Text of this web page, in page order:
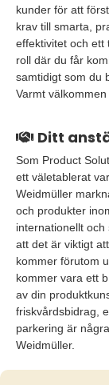
kunder för att
krav till smarta,
effektivitet och ett
roll där du får
samtidigt som du
Varmt
Ditt
Som Product
ett väletablerat
Weidmüller
och produkter
internationellt
att det är viktigt
kommer förutom
kommer vara ett
av din
friskvårdsbidrag,
parkering är
Weidmüller.